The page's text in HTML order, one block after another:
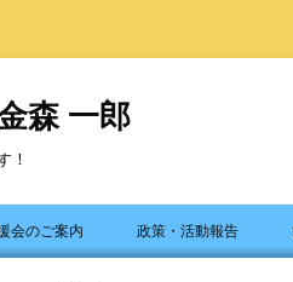
森 一郎
！
ン
ン
会のご案内 政策・活動報告